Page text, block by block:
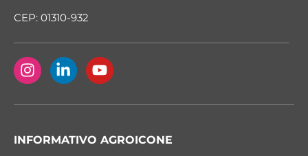
CEP: 01310-932
INFORMATIVO AGROICONE